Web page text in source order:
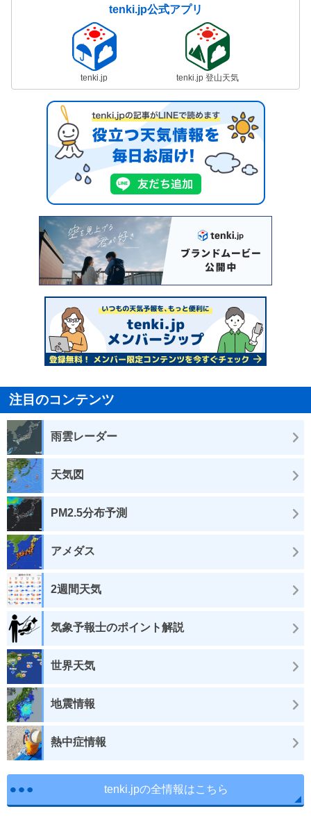
tenki.jp公式アプリ
tenki.jp tenki.jp 登山天気
注目のコンテンツ
雨雲レーダー
天気図
PM2.5分布予測
アメダス
2週間天気
気象予報士のポイント解説
世界天気
地震情報
熱中症情報
tenki.jpの全情報はこちら